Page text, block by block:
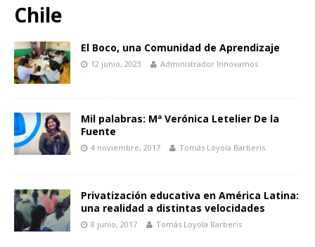
Chile
El Boco, una Comunidad de Aprendizaje
12 junio, 2023 Administrador Innovamos
Mil palabras: Mª Verónica Letelier De la
Fuente
4 noviembre, 2017 Tomás Loyola Barberis
Privatización educativa en América Latina:
una realidad a distintas velocidades
8 junio, 2017 Tomás Loyola Barberis